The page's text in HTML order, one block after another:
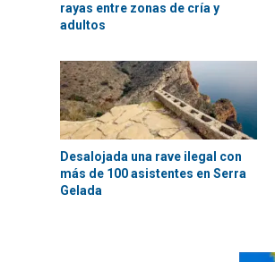
rayas entre zonas de cría y
adultos
Desalojada una rave ilegal con
más de 100 asistentes en Serra
Gelada